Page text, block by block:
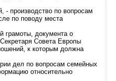
- производство по вопросам
по поводу места
грамоты, документа о
Совета Европы
к которым должна
дел по вопросам семейных
относительно